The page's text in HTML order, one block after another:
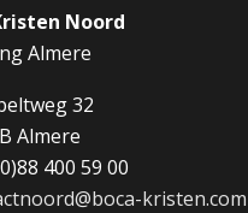
Noord
Almere
32
Almere
400 59 00
kristen.com